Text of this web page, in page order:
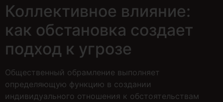
Коллективное влияние:
как обстановка создает
подход к угрозе
Общественный обрамление выполняет
определяющую функцию в создании
индивидуального отношения к обстоятельствам